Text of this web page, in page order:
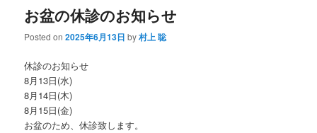
お盆の休診のお知らせ
Posted on2025年6月13日 by村上 聡
休診のお知らせ
8月13日(水)
8月14日(木)
8月15日(金)
お盆のため、休診致します。